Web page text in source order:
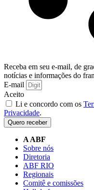
Receba em seu e-mail, de
notícias e informações do
E-mail
Aceito
Li e concordo com os
Privacidade.
Quero receber
A ABF
Sobre nós
Diretoria
ABF RIO
Regionais
Comitê e comissões